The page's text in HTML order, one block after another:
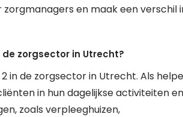
en maak een verschil
zorgsector in Utrecht?
in de zorgsector in Utrecht. Als
in hun dagelijkse activiteiten
zoals verpleeghuizen,